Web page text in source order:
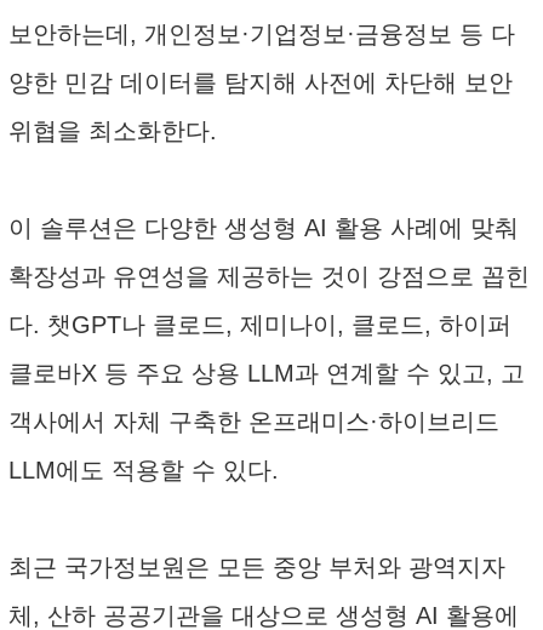
보안하는데, 개인정보·기업정보·금융정보 등 다
양한 민감 데이터를 탐지해 사전에 차단해 보안
위협을 최소화한다.
이 솔루션은 다양한 생성형 AI 활용 사례에 맞춰
확장성과 유연성을 제공하는 것이 강점으로 꼽힌
다. 챗GPT나 클로드, 제미나이, 클로드, 하이퍼
클로바X 등 주요 상용 LLM과 연계할 수 있고, 고
객사에서 자체 구축한 온프래미스·하이브리드
LLM에도 적용할 수 있다.
최근 국가정보원은 모든 중앙 부처와 광역지자
체, 산하 공공기관을 대상으로 생성형 AI 활용에